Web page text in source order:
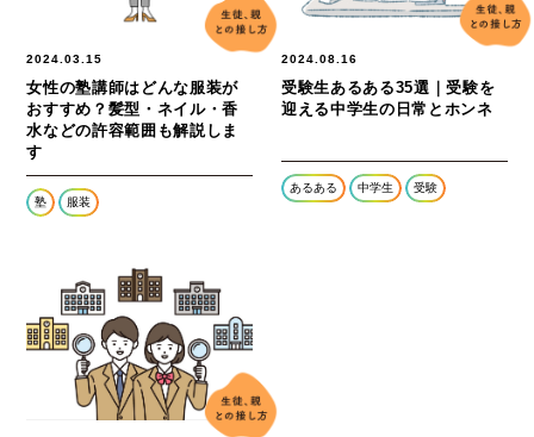
2024.03.15
女性の塾講師はどんな服装が
おすすめ？髪型・ネイル・香
水などの許容範囲も解説しま
す
塾 服装
2024.08.16
受験生あるある35選｜受験を
迎える中学生の日常とホンネ
あるある 中学生 受験